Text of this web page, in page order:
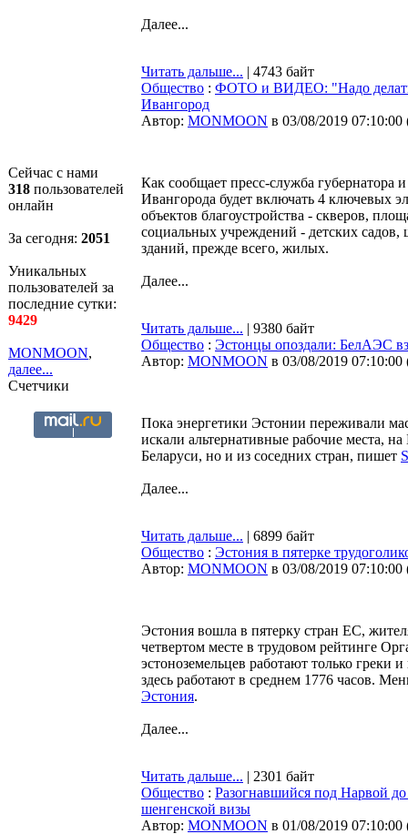
Сейчас с нами
318 пользователей
онлайн
За сегодня: 2051
Уникальных
пользователей за
последние сутки:
9429
MONMOON,
далее...
Счетчики
Далее...
Читать дальше... | 4743 байт
Общество : ФОТО и ВИДЕО: "Надо
Ивангород
Автор: MONMOON в 03/08/2019 07:10:00
Как сообщает пресс-служба губернатора
Ивангорода будет включать 4 ключевых
объектов благоустройства - скверов,
социальных учреждений - детских
зданий, прежде всего, жилых.
Далее...
Читать дальше... | 9380 байт
Общество : Эстонцы опоздали: БелАЭС
Автор: MONMOON в 03/08/2019 07:10:00
Пока энергетики Эстонии переживали
искали альтернативные рабочие места,
Беларуси, но и из соседних стран, пишет
Далее...
Читать дальше... | 6899 байт
Общество : Эстония в пятерке
Автор: MONMOON в 03/08/2019 07:10:00
Эстония вошла в пятерку стран ЕС,
четвертом месте в трудовом рейтинге
эстоноземельцев работают только
здесь работают в среднем 1776 часов.
Эстония.
Далее...
Читать дальше... | 2301 байт
Общество : Разогнавшийся под Нарвой
шенгенской визы
Автор: MONMOON в 01/08/2019 07:10:00